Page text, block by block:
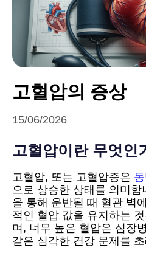
고혈압의 증상
15/06/2026
고혈압이란 무엇인
고혈압, 또는 고혈압증은
으로 상승한 상태를 의미
을 통해 운반될 때 혈관 벽
적인 혈압 값을 유지하는
며, 너무 높은 혈압은 심장
같은 심각한 건강 문제를